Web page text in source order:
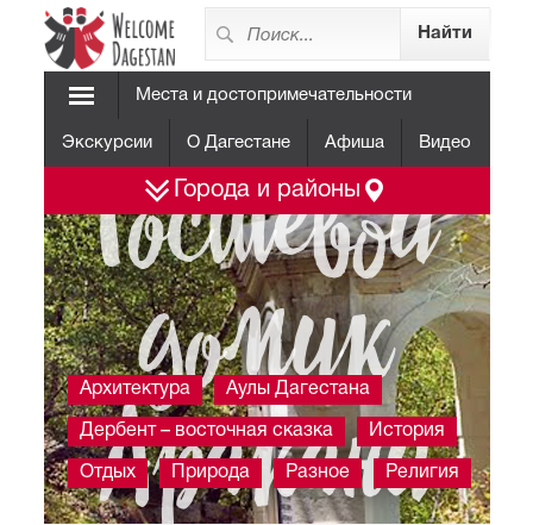
Места и достопримечательности
Экскурсии О Дагестане Афиша Видео
Города и районы
Гостевой
домик
Аракани
Архитектура Аулы Дагестана
Дербент – восточная сказка История
Отдых Природа Разное Религия